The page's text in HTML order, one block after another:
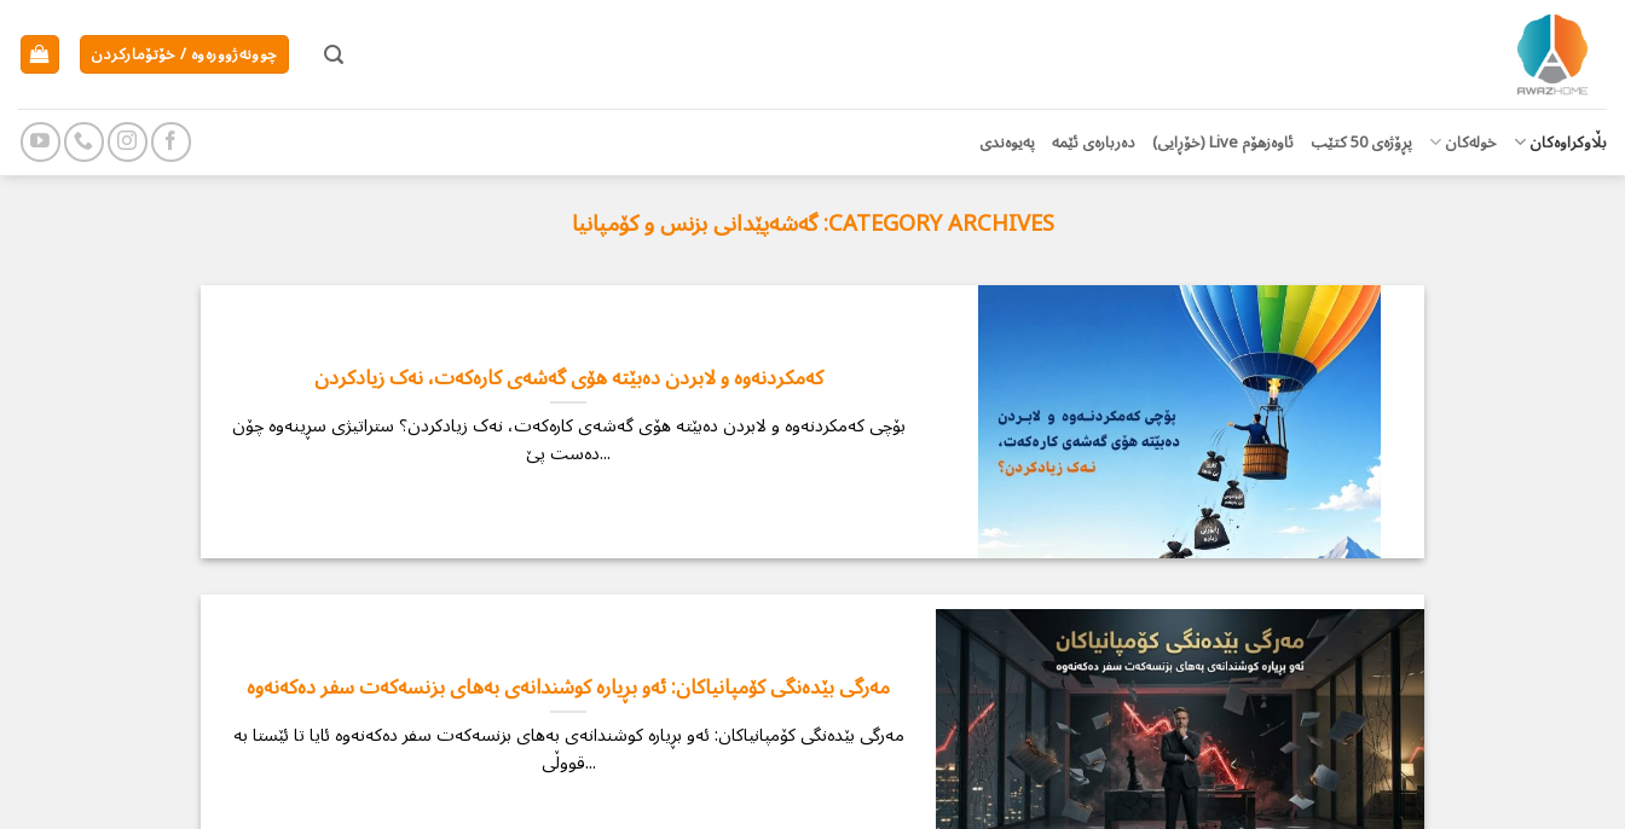
content چوونەژوورەوە / خۆتۆمارکردن
بڵاوكراوەكان خولەکان پڕۆژەی 50 كتێب ئاوەزهۆم Live (خۆڕایی) دەربارەی ئێمە پەیوەندی
CATEGORY ARCHIVES: گەشەپێدانی بزنس و کۆمپانیا
کەمکردنەوە و لابردن دەبێتە هۆی گەشەی کارەکەت، نەک زیادکردن
بۆچی کەمکردنەوە و لابردن دەبێتە هۆی گەشەی کارەکەت، نەک زیادکردن؟ ستراتیژی سڕینەوە چۆن
دەست پێ...
مەرگی بێدەنگی کۆمپانیاکان: ئەو بڕیارە کوشندانەی بەهای بزنسەکەت سفر دەکەنەوە
مەرگی بێدەنگی کۆمپانیاکان: ئەو بڕیارە کوشندانەی بەهای بزنسەکەت سفر دەکەنەوە ئایا تا ئێستا بە
قووڵی...